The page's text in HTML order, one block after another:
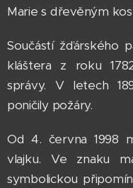
Marie s dřevěným
Součástí žďárského
kláštera z roku
správy. V letech
poničily požáry.
Od 4. června 1998
vlajku. Ve znaku
symbolickou